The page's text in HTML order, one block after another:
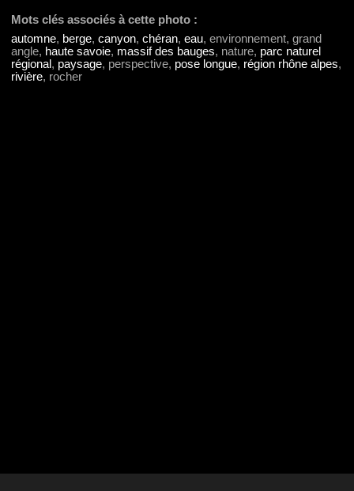
Mots clés associés à cette photo :
automne, berge, canyon, chéran, eau, environnement, grand
angle, haute savoie, massif des bauges, nature, parc naturel
régional, paysage, perspective, pose longue, région rhône alpes,
rivière, rocher